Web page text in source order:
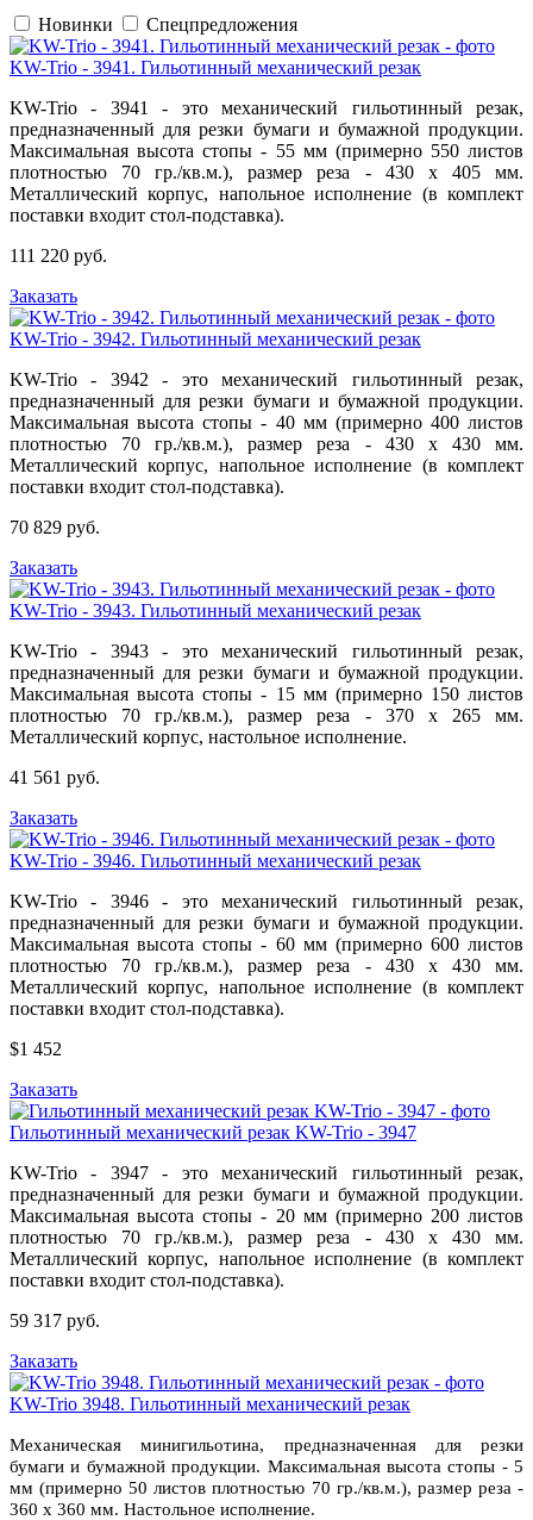
Новинки Спецпредложения
KW-Trio - 3941. Гильотинный механический резак
KW-Trio - 3941 - это механический гильотинный резак,
предназначенный для резки бумаги и бумажной продукции.
Максимальная высота стопы - 55 мм (примерно 550 листов
плотностью 70 гр./кв.м.), размер реза - 430 х 405 мм.
Металлический корпус, напольное исполнение (в комплект
поставки входит стол-подставка).
111 220 руб.
Заказать
KW-Trio - 3942. Гильотинный механический резак
KW-Trio - 3942 - это механический гильотинный резак,
предназначенный для резки бумаги и бумажной продукции.
Максимальная высота стопы - 40 мм (примерно 400 листов
плотностью 70 гр./кв.м.), размер реза - 430 х 430 мм.
Металлический корпус, напольное исполнение (в комплект
поставки входит стол-подставка).
70 829 руб.
Заказать
KW-Trio - 3943. Гильотинный механический резак
KW-Trio - 3943 - это механический гильотинный резак,
предназначенный для резки бумаги и бумажной продукции.
Максимальная высота стопы - 15 мм (примерно 150 листов
плотностью 70 гр./кв.м.), размер реза - 370 х 265 мм.
Металлический корпус, настольное исполнение.
41 561 руб.
Заказать
KW-Trio - 3946. Гильотинный механический резак
KW-Trio - 3946 - это механический гильотинный резак,
предназначенный для резки бумаги и бумажной продукции.
Максимальная высота стопы - 60 мм (примерно 600 листов
плотностью 70 гр./кв.м.), размер реза - 430 х 430 мм.
Металлический корпус, напольное исполнение (в комплект
поставки входит стол-подставка).
$1 452
Заказать
Гильотинный механический резак KW-Trio - 3947
KW-Trio - 3947 - это механический гильотинный резак,
предназначенный для резки бумаги и бумажной продукции.
Максимальная высота стопы - 20 мм (примерно 200 листов
плотностью 70 гр./кв.м.), размер реза - 430 х 430 мм.
Металлический корпус, напольное исполнение (в комплект
поставки входит стол-подставка).
59 317 руб.
Заказать
KW-Trio 3948. Гильотинный механический резак
Механическая минигильотина, предназначенная для резки
бумаги и бумажной продукции. Максимальная высота стопы - 5
мм (примерно 50 листов плотностью 70 гр./кв.м.), размер реза -
360 х 360 мм. Настольное исполнение.